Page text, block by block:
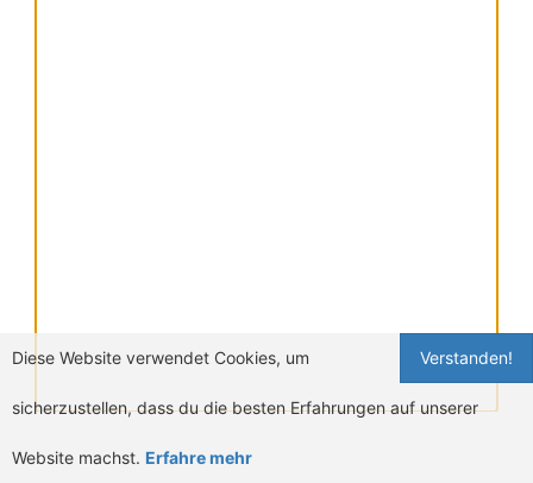
Verstanden!
Diese Website verwendet Cookies, um
sicherzustellen, dass du die besten Erfahrungen auf unserer
Website machst. Erfahre mehr